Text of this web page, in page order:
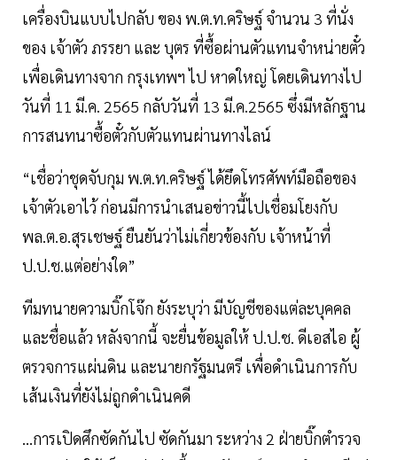
เครื่องบินแบบไปกลับ ของ พ.ต.ท.คริษฐ์ จำนวน 3 ที่นั่ง
ของ เจ้าตัว ภรรยา และ บุตร ที่ซื้อผ่านตัวแทนจำหน่ายตั๋ว
เพื่อเดินทางจาก กรุงเทพฯ ไป หาดใหญ่ โดยเดินทางไป
วันที่ 11 มี.ค. 2565 กลับวันที่ 13 มี.ค.2565 ซึ่งมีหลักฐาน
การสนทนาซื้อตั๋วกับตัวแทนผ่านทางไลน์
“เชื่อว่าชุดจับกุม พ.ต.ท.คริษฐ์ ได้ยึดโทรศัพท์มือถือของ
เจ้าตัวเอาไว้ ก่อนมีการนำเสนอข่าวนี้ไปเชื่อมโยงกับ
พล.ต.อ.สุรเชษฐ์ ยืนยันว่าไม่เกี่ยวข้องกับ เจ้าหน้าที่
ป.ป.ช.แต่อย่างใด”
ทีมทนายความบิ๊กโจ๊ก ยังระบุว่า มีบัญชีของแต่ละบุคคล
และชื่อแล้ว หลังจากนี้ จะยื่นข้อมูลให้ ป.ป.ช. ดีเอสไอ ผู้
ตรวจการแผ่นดิน และนายกรัฐมนตรี เพื่อดำเนินการกับ
เส้นเงินที่ยังไม่ถูกดำเนินคดี
...การเปิดศึกซัดกันไป ซัดกันมา ระหว่าง 2 ฝ่ายบิ๊กตำรวจ